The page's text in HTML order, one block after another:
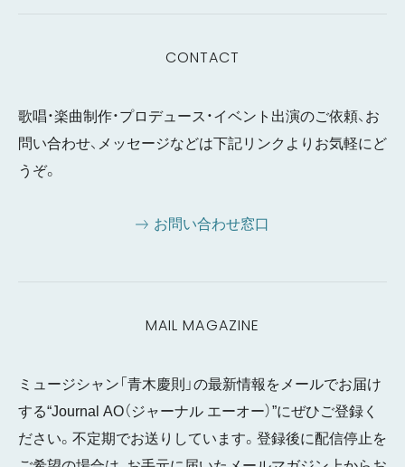
CONTACT
歌唱・楽曲制作・プロデュース・イベント出演のご依頼、お
問い合わせ、メッセージなどは下記リンクよりお気軽にど
うぞ。
お問い合わせ窓口
MAIL MAGAZINE
ミュージシャン「青木慶則」の最新情報をメールでお届け
する“Journal AO（ジャーナル エーオー）”にぜひご登録く
ださい。不定期でお送りしています。登録後に配信停止を